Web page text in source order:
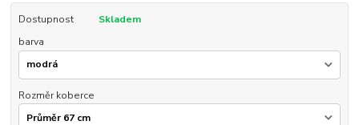
Dostupnost
Skladem
barva
Rozměr koberce